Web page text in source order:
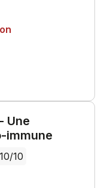
Une
immune
10